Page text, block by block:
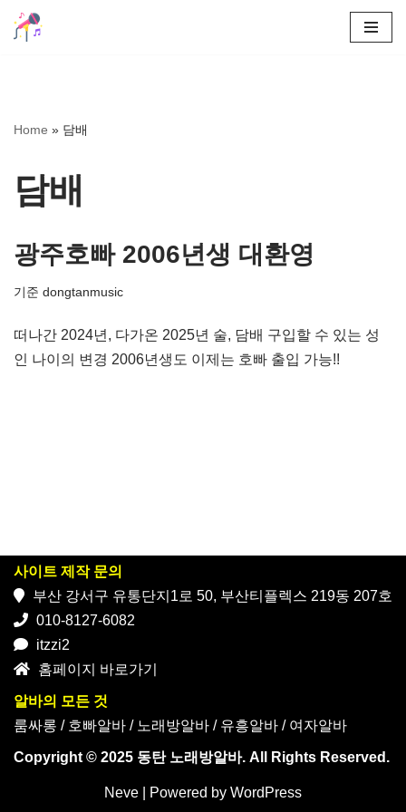
로
너
뛰
Home » 담배
담배
광주호빠 2006년생 대환영
기준 dongtanmusic
떠나간 2024년, 다가온 2025년 술, 담배 구입할 수 있는 성
인 나이의 변경 2006년생도 이제는 호빠 출입 가능!!
사이트 제작 문의
부산 강서구 유통단지1로 50, 부산티플렉스 219동 207호
010-8127-6082
itzzi2
홈페이지 바로가기
알바의 모든 것
룸싸롱 / 호빠알바 / 노래방알바 / 유흥알바 / 여자알바
Copyright © 2025 동탄 노래방알바. All Rights Reserved.
Neve | Powered by WordPress